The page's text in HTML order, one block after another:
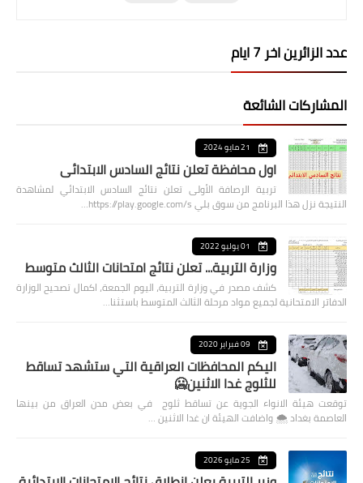
عدد الزائرين اخر 7 ايام
المشاركات الشائعة
21 مايو 2024
اول محافظة تعلن نتائج السادس الابتدائي
تربية الرصافة الأولى تعلن نتائج السادس الابتدائي لمشاهدة
النتيجة نزل هذا البرنامج من سوق بلي https://play.google.com/s…
01 يوليو 2022
وزارة التربية... تعلن نتائج امتحانات الثالث متوسط
كشف مصدر في وزارة التربية، اليوم الجمعة، اكمال تصحيح الوزارة
الدفاتر الامتحانية لجميع مواد مرحلة الثالث المتوسط باستثنا…
09 فبراير 2020
اليكم المحافظات العراقية التي ستشهد تساقط
للثلوج غدا الاثنين🥶
توقعت هيئة الانواء الجوية عن تساقط ثلوج في بعض مدن العراق من بينها
العاصمة بغداد ⁦🌨️⁩ واضافت الهيئة ان غدا الاثنين …
25 مايو 2026